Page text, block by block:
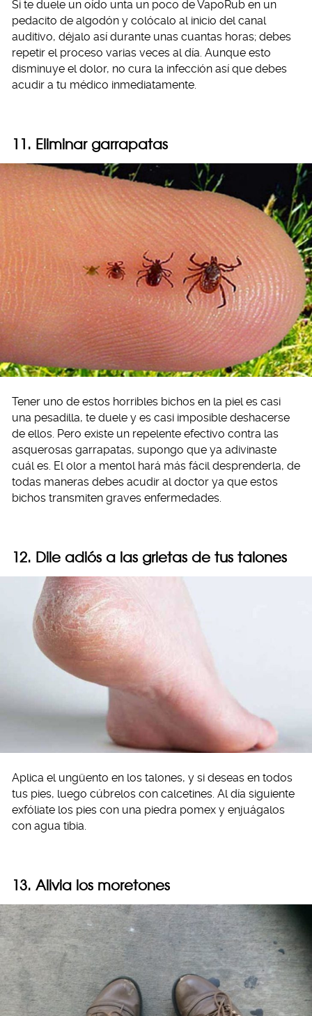
Si te duele un oído unta un poco de VapoRub en un
pedacito de algodón y colócalo al inicio del canal
auditivo, déjalo así durante unas cuantas horas; debes
repetir el proceso varias veces al día. Aunque esto
disminuye el dolor, no cura la infección así que debes
acudir a tu médico inmediatamente.
11. Eliminar garrapatas
Tener uno de estos horribles bichos en la piel es casi
una pesadilla, te duele y es casi imposible deshacerse
de ellos. Pero existe un repelente efectivo contra las
asquerosas garrapatas, supongo que ya adivinaste
cuál es. El olor a mentol hará más fácil desprenderla, de
todas maneras debes acudir al doctor ya que estos
bichos transmiten graves enfermedades.
12. Dile adiós a las grietas de tus talones
Aplica el ungüento en los talones, y si deseas en todos
tus pies, luego cúbrelos con calcetines. Al día siguiente
exfóliate los pies con una piedra pomex y enjuágalos
con agua tibia.
13. Alivia los moretones